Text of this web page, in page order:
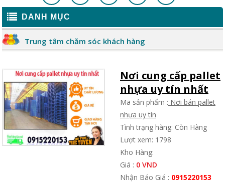
DANH MỤC
Trung tâm chăm sóc khách hàng
Nơi cung cấp pallet
nhựa uy tín nhất
Mã sản phẩm : Nơi bán pallet
nhựa uy tín
Tình trạng hàng: Còn Hàng
Lượt xem: 1798
Kho Hàng:
Giá : 0 VND
Nhận Báo Giá : 0915220153